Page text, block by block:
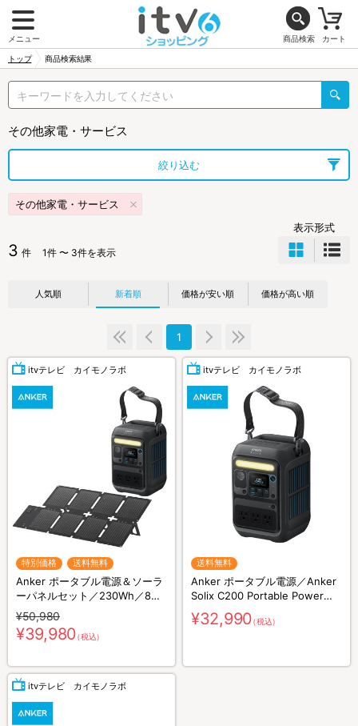
メニュー 商品検索 カート
トップ 商品検索結果
その他家電・サービス
絞り込む
その他家電・サービス
3 件 1件 〜 3件を表示
表示形式
人気順 新着順 価格が安い順 価格が高い順
1
itvテレビ カイモノラボ
特別価格 送料無料
Anker ポータブル電源＆ソーラ
ーパネルセット／230Wh／8ポ
ート／防災グッズ／災害対策
¥50,980
¥39,980（税込）
itvテレビ カイモノラボ
送料無料
Anker ポータブル電源／Anker
Solix C200 Portable Power
Station／230Wh／8ポート／防
災グッズ／災害対策
¥32,990（税込）
itvテレビ カイモノラボ